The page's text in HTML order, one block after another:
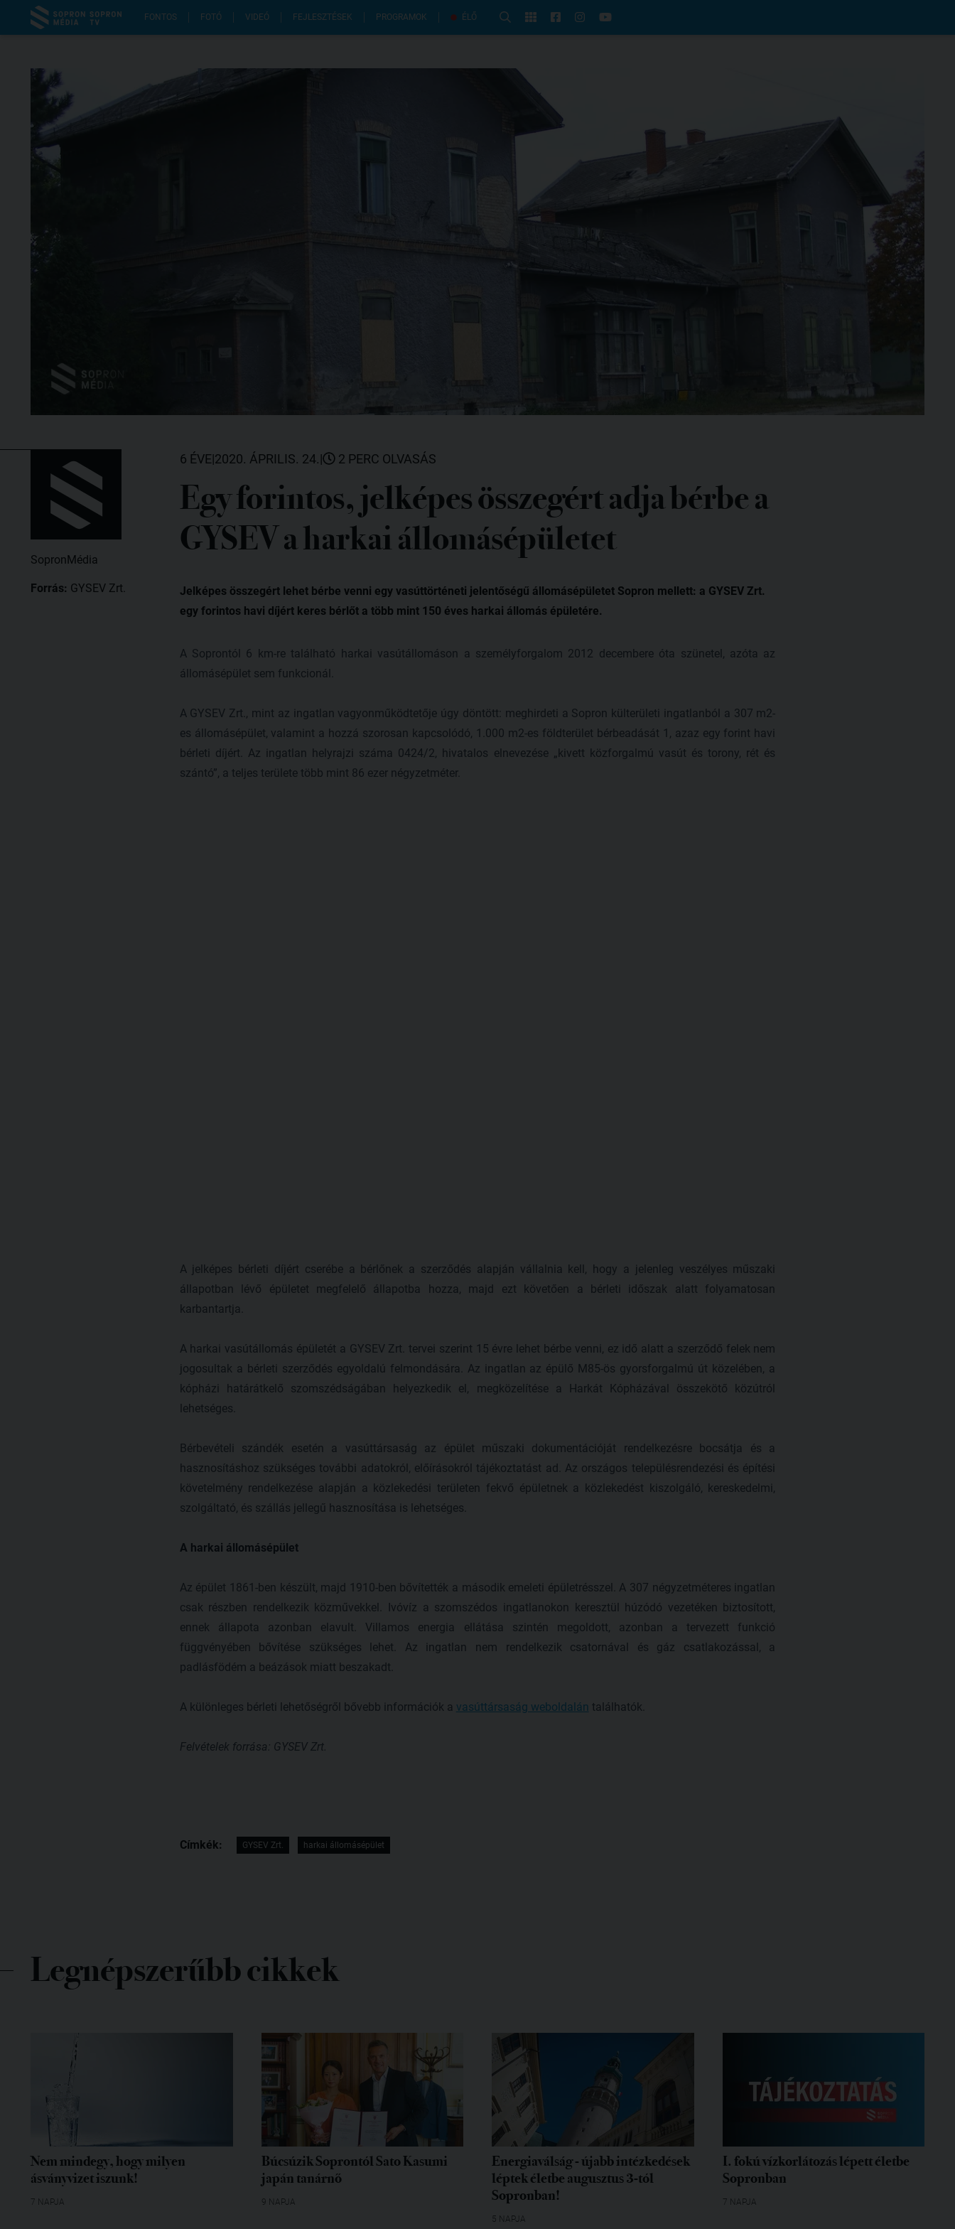
FONTOS FOTÓ VIDEÓ FEJLESZTÉSEK PROGRAMOK ÉLŐ
SopronMédia
Forrás: GYSEV Zrt.
6 ÉVE|2020. ÁPRILIS. 24.| 2 PERC OLVASÁS
Egy forintos, jelképes összegért adja bérbe a
GYSEV a harkai állomásépületet
Jelképes összegért lehet bérbe venni egy vasúttörténeti jelentőségű állomásépületet Sopron mellett: a GYSEV Zrt.
egy forintos havi díjért keres bérlőt a több mint 150 éves harkai állomás épületére.
A Soprontól 6 km-re található harkai vasútállomáson a személyforgalom 2012 decembere óta szünetel, azóta az
állomásépület sem funkcionál.
A GYSEV Zrt., mint az ingatlan vagyonműködtetője úgy döntött: meghirdeti a Sopron külterületi ingatlanból a 307 m2-
es állomásépület, valamint a hozzá szorosan kapcsolódó, 1.000 m2-es földterület bérbeadását 1, azaz egy forint havi
bérleti díjért. Az ingatlan helyrajzi száma 0424/2, hivatalos elnevezése „kivett közforgalmú vasút és torony, rét és
szántó”, a teljes területe több mint 86 ezer négyzetméter.
A jelképes bérleti díjért cserébe a bérlőnek a szerződés alapján vállalnia kell, hogy a jelenleg veszélyes műszaki
állapotban lévő épületet megfelelő állapotba hozza, majd ezt követően a bérleti időszak alatt folyamatosan
karbantartja.
A harkai vasútállomás épületét a GYSEV Zrt. tervei szerint 15 évre lehet bérbe venni, ez idő alatt a szerződő felek nem
jogosultak a bérleti szerződés egyoldalú felmondására. Az ingatlan az épülő M85-ös gyorsforgalmú út közelében, a
kópházi határátkelő szomszédságában helyezkedik el, megközelítése a Harkát Kópházával összekötő közútról
lehetséges.
Bérbevételi szándék esetén a vasúttársaság az épület műszaki dokumentációját rendelkezésre bocsátja és a
hasznosításhoz szükséges további adatokról, előírásokról tájékoztatást ad. Az országos településrendezési és építési
követelmény rendelkezése alapján a közlekedési területen fekvő épületnek a közlekedést kiszolgáló, kereskedelmi,
szolgáltató, és szállás jellegű hasznosítása is lehetséges.
A harkai állomásépület
Az épület 1861-ben készült, majd 1910-ben bővítették a második emeleti épületrésszel. A 307 négyzetméteres ingatlan
csak részben rendelkezik közművekkel. Ivóvíz a szomszédos ingatlanokon keresztül húzódó vezetéken biztosított,
ennek állapota azonban elavult. Villamos energia ellátása szintén megoldott, azonban a tervezett funkció
függvényében bővítése szükséges lehet. Az ingatlan nem rendelkezik csatornával és gáz csatlakozással, a
padlásfödém a beázások miatt beszakadt.
A különleges bérleti lehetőségről bővebb információk a vasúttársaság weboldalán találhatók.
Felvételek forrása: GYSEV Zrt.
Címkék: GYSEV Zrt. harkai állomásépület
Legnépszerűbb cikkek
Nem mindegy, hogy milyen
ásványvizet iszunk!
7 NAPJA
Búcsúzik Soprontól Sato Kasumi
japán tanárnő
9 NAPJA
Energiaválság - újabb intézkedések
léptek életbe augusztus 3-tól
Sopronban!
5 NAPJA
I. fokú vízkorlátozás lépett életbe
Sopronban
7 NAPJA